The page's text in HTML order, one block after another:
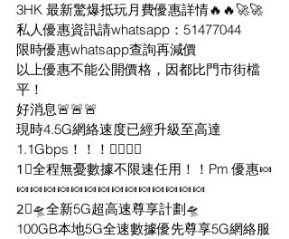
3HK 最新驚爆抵玩月費優惠詳情🔥🔥🚀🚀
私人優惠資訊請whatsapp：51477044
限時優惠whatsapp查詢再減價
以上優惠不能公開價格，因都比門市街檔
平！
好消息🚨🚨🚨
現時4.5G網絡速度已經升級至高達
1.1Gbps！！！👍🏻👍🏻
1⃣全程無憂數據不限速任用！！Pm 優惠🍬
🍬🍬🍬🍬🍬🍬🍬🍬🍬🍬🍬🍬🍬🍬
2⃣🛸全新5G超高速尊享計劃🛸
100GB本地5G全速數據優先尊享5G網絡服